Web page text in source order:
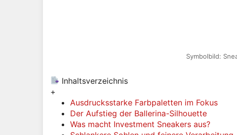
Symbolbild:
Inhaltsverzeichnis
+
Ausdrucksstarke Farbpaletten im Fokus
Der Aufstieg der Ballerina-Silhouette
Was macht Investment Sneakers aus?